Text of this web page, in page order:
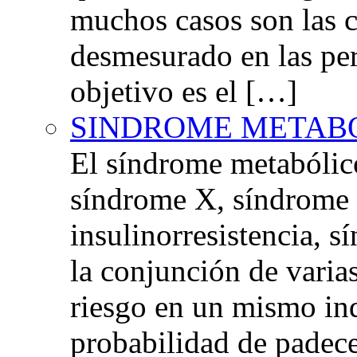
muchos casos son las
desmesurado en las
objetivo es el […]
SINDROME
El síndrome
síndrome X,
insulinorresistencia,
la conjunción de
riesgo en un mismo
probabilidad de